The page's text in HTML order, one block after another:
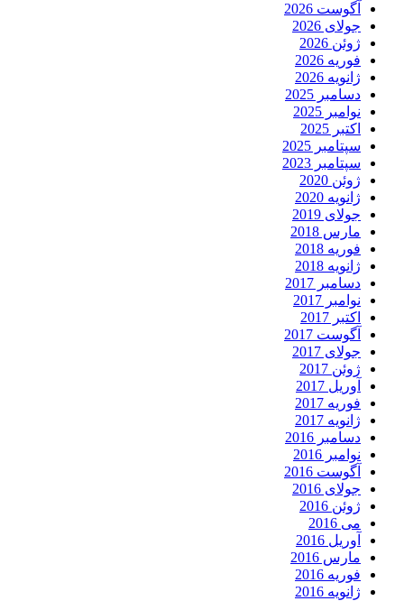
آگوست 2026
جولای 2026
ژوئن 2026
فوریه 2026
ژانویه 2026
دسامبر 2025
نوامبر 2025
اکتبر 2025
سپتامبر 2025
سپتامبر 2023
ژوئن 2020
ژانویه 2020
جولای 2019
مارس 2018
فوریه 2018
ژانویه 2018
دسامبر 2017
نوامبر 2017
اکتبر 2017
آگوست 2017
جولای 2017
ژوئن 2017
آوریل 2017
فوریه 2017
ژانویه 2017
دسامبر 2016
نوامبر 2016
آگوست 2016
جولای 2016
ژوئن 2016
می 2016
آوریل 2016
مارس 2016
فوریه 2016
ژانویه 2016